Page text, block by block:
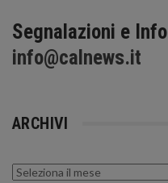
Segnalazioni e Info
info@calnews.it
ARCHIVI
Archivi